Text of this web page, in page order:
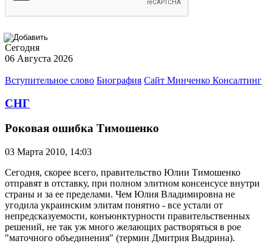
Сегодня
06 Августа 2026
Вступительное слово Биография Сайт Минченко Консалтинг
СНГ
Роковая ошибка Тимошенко
03 Марта 2010, 14:03
Сегодня, скорее всего, правительство Юлии Тимошенко
отправят в отставку, при полном элитном консенсусе внутри
страны и за ее пределами. Чем Юлия Владимировна не
угодила украинским элитам понятно - все устали от
непредсказуемости, конъюнктурности правительственных
решений, не так уж много желающих растворяться в рое
"маточного объединения" (термин Дмитрия Выдрина).